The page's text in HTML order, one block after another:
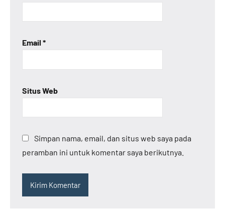
Email *
Situs Web
Simpan nama, email, dan situs web saya pada
peramban ini untuk komentar saya berikutnya.